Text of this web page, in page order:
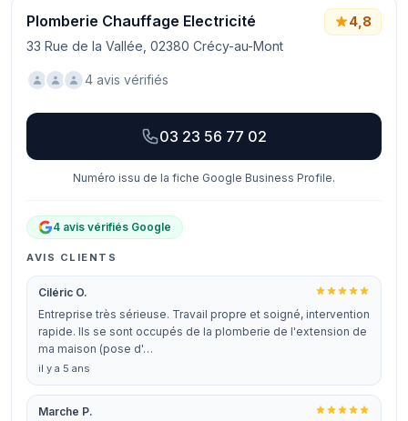
Plomberie Chauffage Electricité
33 Rue de la Vallée, 02380 Crécy-au-Mont
4,8
4 avis vérifiés
03 23 56 77 02
Numéro issu de la fiche Google Business Profile.
4 avis vérifiés Google
AVIS CLIENTS
Ciléric O.
Entreprise très sérieuse. Travail propre et soigné, intervention
rapide. Ils se sont occupés de la plomberie de l'extension de
ma maison (pose d'…
il y a 5 ans
Marche P.